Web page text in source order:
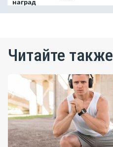
наград
Читайте также